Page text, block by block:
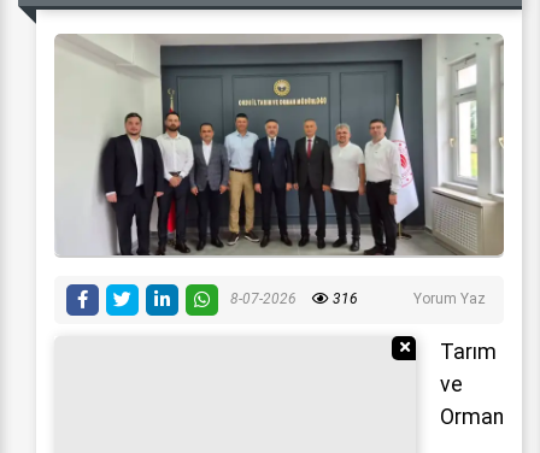
8-07-2026 316 Yorum Yaz
Reklamı Gizle
Tarım
ve
Orman